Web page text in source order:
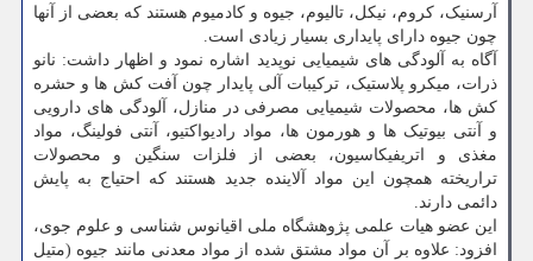
آرسنیک، کروم، نیکل، تالیوم، جیوه و کادمیوم هستند که بعضی از آنها
چون جیوه دارای پایداری بسیار زیادی است.
آگاه به آلودگی های شیمیایی نوپدید اشاره نمود و اظهار داشت: نانو
ذرات، میکرو پلاستیک، ترکیبات آلی پایدار چون آفت کش ها و حشره
کش ها، محصولات شیمیایی مصرفی در منازل، آلودگی های دارویی
و آنتی بیوتیک ها و هورمون ها، مواد رادیواکتیو، آنتی فولینگ، مواد
مغذی و اتریفیکاسیون، بعضی از فلزات سنگین و محصولات
تراریخته همچون این مواد آلاینده جدید هستند که احتیاج به پایش
دائمی دارند.
این عضو هیات علمی پژوهشگاه ملی اقیانوس شناسی و علوم جوی،
افزود: علاوه بر آن مواد مشتق شده از مواد معدنی مانند جیوه (متیل